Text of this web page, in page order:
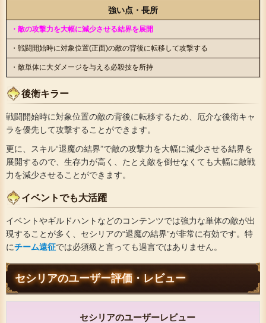
強い点・長所
・敵の攻撃力を大幅に減少させる結界を展開
・戦闘開始時に対象位置(正面)の敵の背後に転移して攻撃する
・敵単体に大ダメージを与える必殺技を所持
後衛キラー
戦闘開始時に対象位置の敵の背後に転移するため、厄介な後衛キャ
ラを優先して攻撃することができます。
更に、スキル“退魔の結界”で敵の攻撃力を大幅に減少させる結界を
展開するので、生存力が高く、たとえ敵を倒せなくても大幅に敵戦
力を減少させることができます。
イベントでも大活躍
イベントやギルドハントなどのコンテンツでは強力な単体の敵が出
現することが多く、セシリアの“退魔の結界”が非常に有効です。特
にチーム遠征では必須級と言っても過言ではありません。
セシリアのユーザー評価・レビュー
セシリアのユーザーレビュー